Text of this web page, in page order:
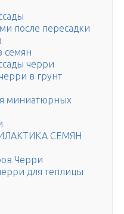
после пересадки
семян
черри
в грунт
миниатюрных
СЕМЯН
Черри
для теплицы